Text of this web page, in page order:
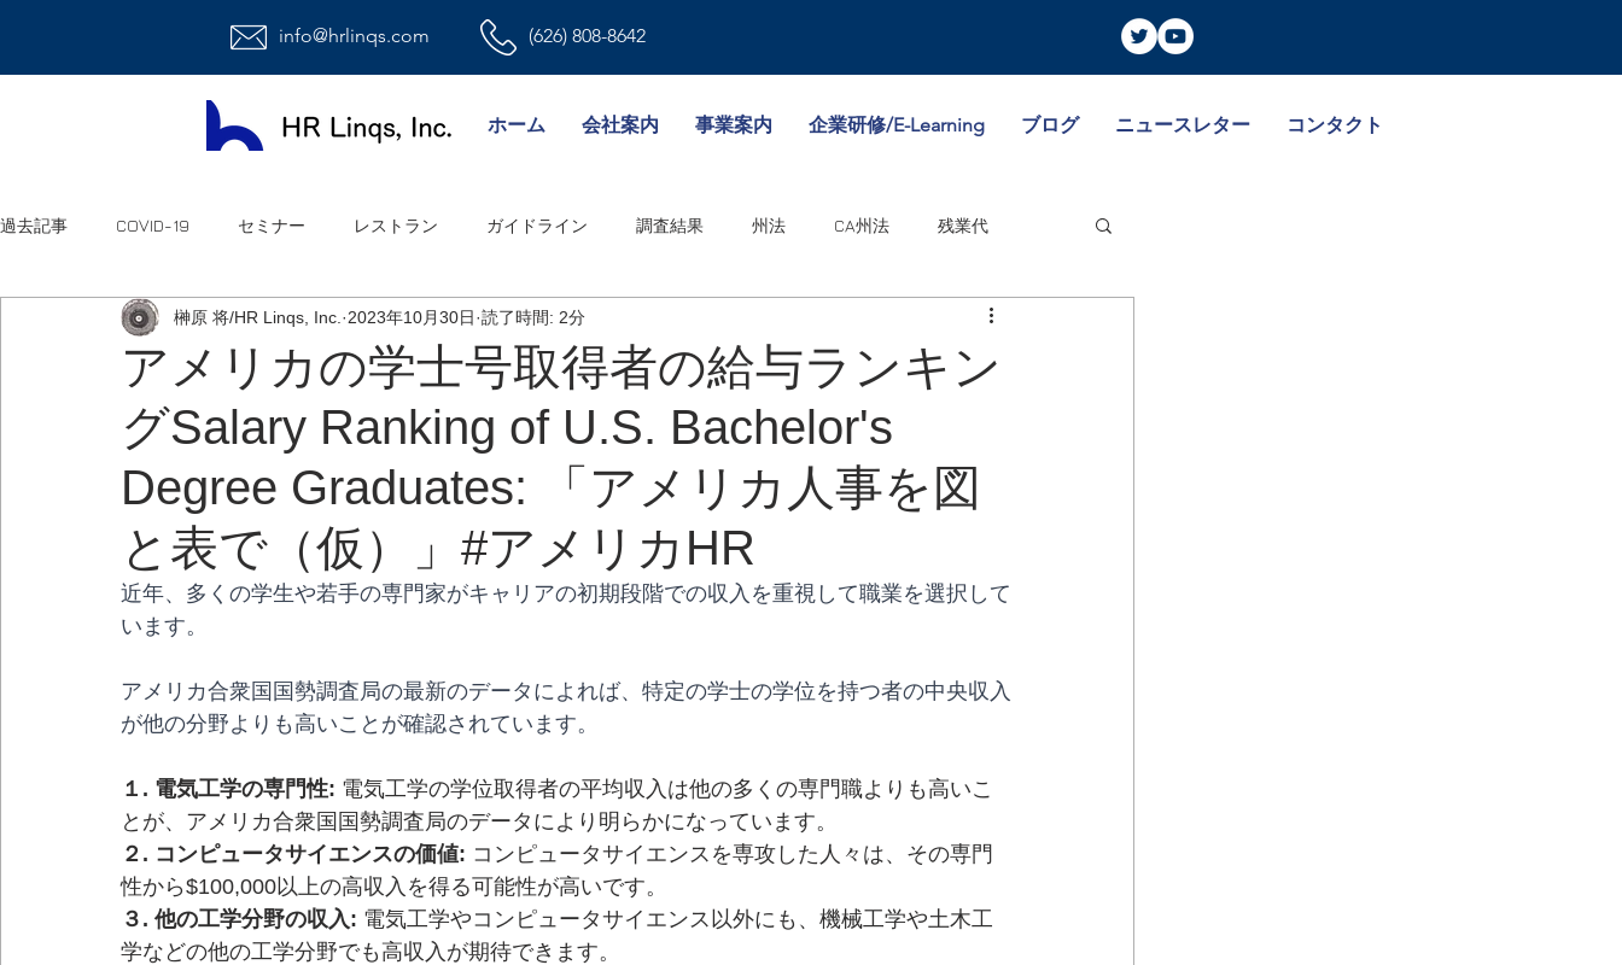
info@hrlinqs.com (626) 808-8642
ホーム 会社案内 事業案内 企業研修/E-Learning ブログ ニュースレター コンタクト
過去記事 COVID-19 セミナー レストラン ガイドライン 調査結果 州法 CA州法 残業代
時給社員/月給社員 最低賃金 給与 福利厚生 就業規則
ハラスメント 雇用 連邦法 退職金 職場環境 WA州法 ビザ 失業保険
オフィス
アメリカの学士号取得者の給与ランキン
グSalary Ranking of U.S. Bachelor's
Degree Graduates: 「アメリカ人事を図
と表で（仮）」#アメリカHR
榊原 将/HR Linqs, Inc. 2023年10月30日 読了時間: 2分
近年、多くの学生や若手の専門家がキャリアの初期段階での収入を重視して職業を選択して
います。
アメリカ合衆国国勢調査局の最新のデータによれば、特定の学士の学位を持つ者の中央収入
が他の分野よりも高いことが確認されています。
１. 電気工学の専門性: 電気工学の学位取得者の平均収入は他の多くの専門職よりも高いこ
とが、アメリカ合衆国国勢調査局のデータにより明らかになっています。
２. コンピュータサイエンスの価値: コンピュータサイエンスを専攻した人々は、その専門
性から$100,000以上の高収入を得る可能性が高いです。
３. 他の工学分野の収入: 電気工学やコンピュータサイエンス以外にも、機械工学や土木工
学などの他の工学分野でも高収入が期待できます。